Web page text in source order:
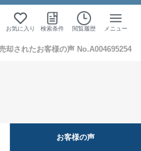
お気に入り 検索条件 閲覧履歴 メニュー
却されたお客様の声 No.A004695254
お客様の声